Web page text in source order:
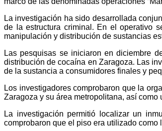
La investigación ha sido desarrollada
de la estructura criminal. En el operativo
manipulación y distribución de sustancias
Las pesquisas se iniciaron en diciembre
distribución de cocaína en Zaragoza. Las
de la sustancia a consumidores finales y
Los investigadores comprobaron que la
Zaragoza y su área metropolitana, así
La investigación permitió localizar un
comprobaron que el piso era utilizado